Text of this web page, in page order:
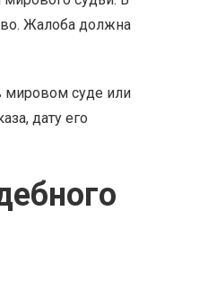
Жалоба должна
мировом суде или
дату его